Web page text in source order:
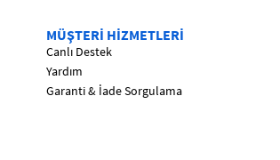
MÜŞTERİ HİZMETLERİ
Canlı Destek
Yardım
Garanti & İade Sorgulama